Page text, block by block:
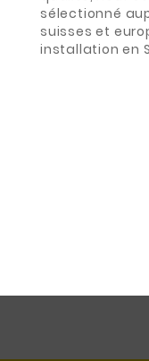
sélectionné
suisses et
installation en